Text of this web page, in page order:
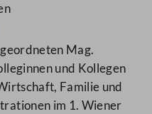
Mag.
und Kollegen
Familie und
im 1. Wiener